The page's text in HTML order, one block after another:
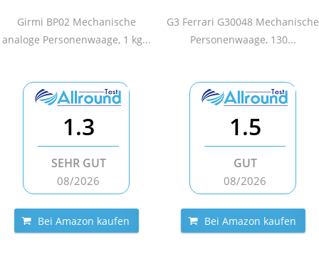
Girmi BP02 Mechanische
analoge Personenwaage, 1 kg...
G3 Ferrari G30048 Mechanische
Personenwaage, 130...
1.3
SEHR GUT
08/2026
Bei Amazon kaufen
1.5
GUT
08/2026
Bei Amazon kaufen